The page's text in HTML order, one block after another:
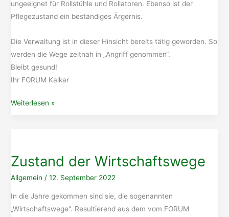
ungeeignet für Rollstühle und Rollatoren. Ebenso ist der
Pflegezustand ein beständiges Ärgernis.
Die Verwaltung ist in dieser Hinsicht bereits tätig geworden. So
werden die Wege zeitnah in „Angriff genommen“.
Bleibt gesund!
Ihr FORUM Kalkar
Friedhofentwicklungskonzept
Weiterlesen »
Zustand der Wirtschaftswege
Allgemein /12. September 2022
In die Jahre gekommen sind sie, die sogenannten
„Wirtschaftswege“. Resultierend aus dem vom FORUM